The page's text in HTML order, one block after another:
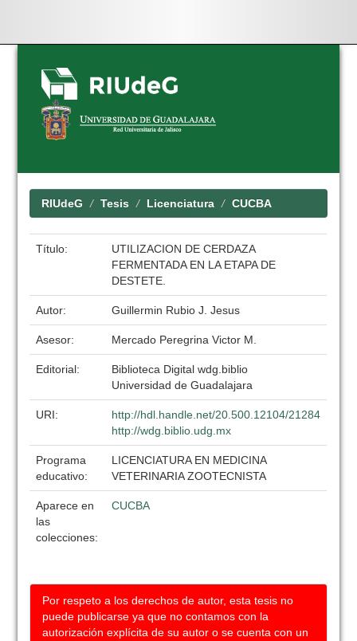
Skip
navigation
RIUdeG Tesis Licenciatura CUCBA
Título:
UTILIZACION DE CERDAZA
FERMENTADA EN LA ETAPA DE
DESTETE.
Autor: Guillermin Rubio J. Jesus
Asesor: Mercado Peregrina Victor M.
Editorial:
Biblioteca Digital wdg.biblio
Universidad de Guadalajara
URI:
http://hdl.handle.net/20.500.12104/21284
http://wdg.biblio.udg.mx
Programa
educativo:
LICENCIATURA EN MEDICINA
VETERINARIA ZOOTECNISTA
Aparece en
las
colecciones:
CUCBA
Por respeto a los derechos de autor, esta tesis no
puede publicarse ya que no contamos con la
autorización explícita de su autor o se cuenta con un